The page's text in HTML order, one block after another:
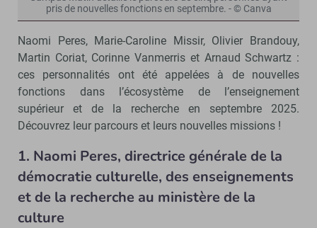
pris de nouvelles fonctions en septembre. - © Canva
Naomi Peres, Marie-Caroline Missir, Olivier Brandouy,
Martin Coriat, Corinne Vanmerris et Arnaud Schwartz :
ces personnalités ont été appelées à de nouvelles
fonctions dans l’écosystème de l’enseignement
supérieur et de la recherche en septembre 2025.
Découvrez leur parcours et leurs nouvelles missions !
1. Naomi Peres, directrice générale de la
démocratie culturelle, des enseignements
et de la recherche au ministère de la
culture